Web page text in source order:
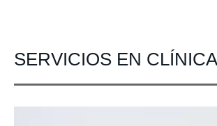
SERVICIOS EN